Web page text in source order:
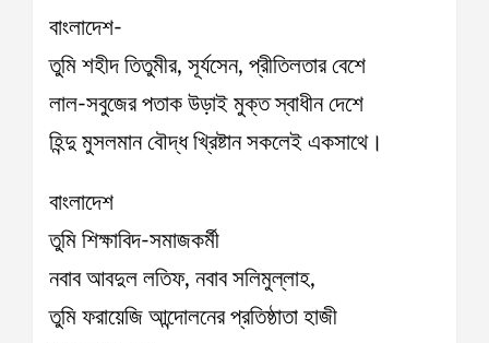
বাংলাদেশ-
তুমি শহীদ তিতুমীর, সূর্যসেন, প্রীতিলতার বেশে
লাল-সবুজের পতাক উড়াই মুক্ত স্বাধীন দেশে
হিন্দু মুসলমান বৌদ্ধ খ্রিষ্টান সকলেই একসাথে।
বাংলাদেশ
তুমি শিক্ষাবিদ-সমাজকর্মী
নবাব আবদুল লতিফ, নবাব সলিমুল্লাহ,
তুমি ফরায়েজি আন্দোলনের প্রতিষ্ঠাতা হাজী